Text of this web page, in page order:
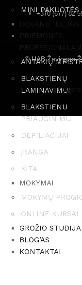
MINI PAKUOTĖS
DOVANŲ IDĖJOS
PRIEMONĖS
PROFESIONALAMS
ANTAKIŲ
BLAKSTIENŲ
LAMINAVIMUI
BLAKSTIENU
PRIAUGINIMUI
DEPILIACIJAI
ĮRANGA
KITA
MOKYMAI
MOKYMŲ
ONLINE KURSAI
GROŽIO STUDIJA
BLOG’AS
KONTAKTAI
+370 (677) 82
© UAB Žavingas